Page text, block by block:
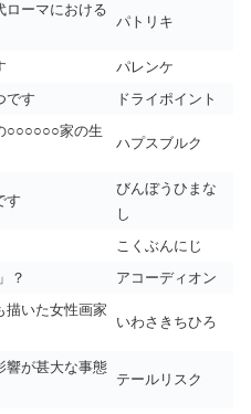
ローマにおける
パトリキ
パレンケ
です
ドライポイント
○○○○○○家の生
ハプスブルク
す
びんぼうひまな
し
こくぶんにじ
？
アコーディオン
描いた女性画家
いわさきちひろ
響が甚大な事態
テールリスク